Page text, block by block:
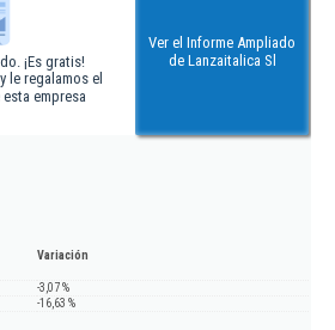
¡Es gratis!
le regalamos el
empresa
Ver el Informe Ampliado
de Lanzaitalica Sl
Variación
-3,07 %
-16,63 %